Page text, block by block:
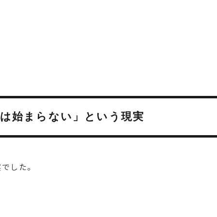
始まらない」という現実
した。